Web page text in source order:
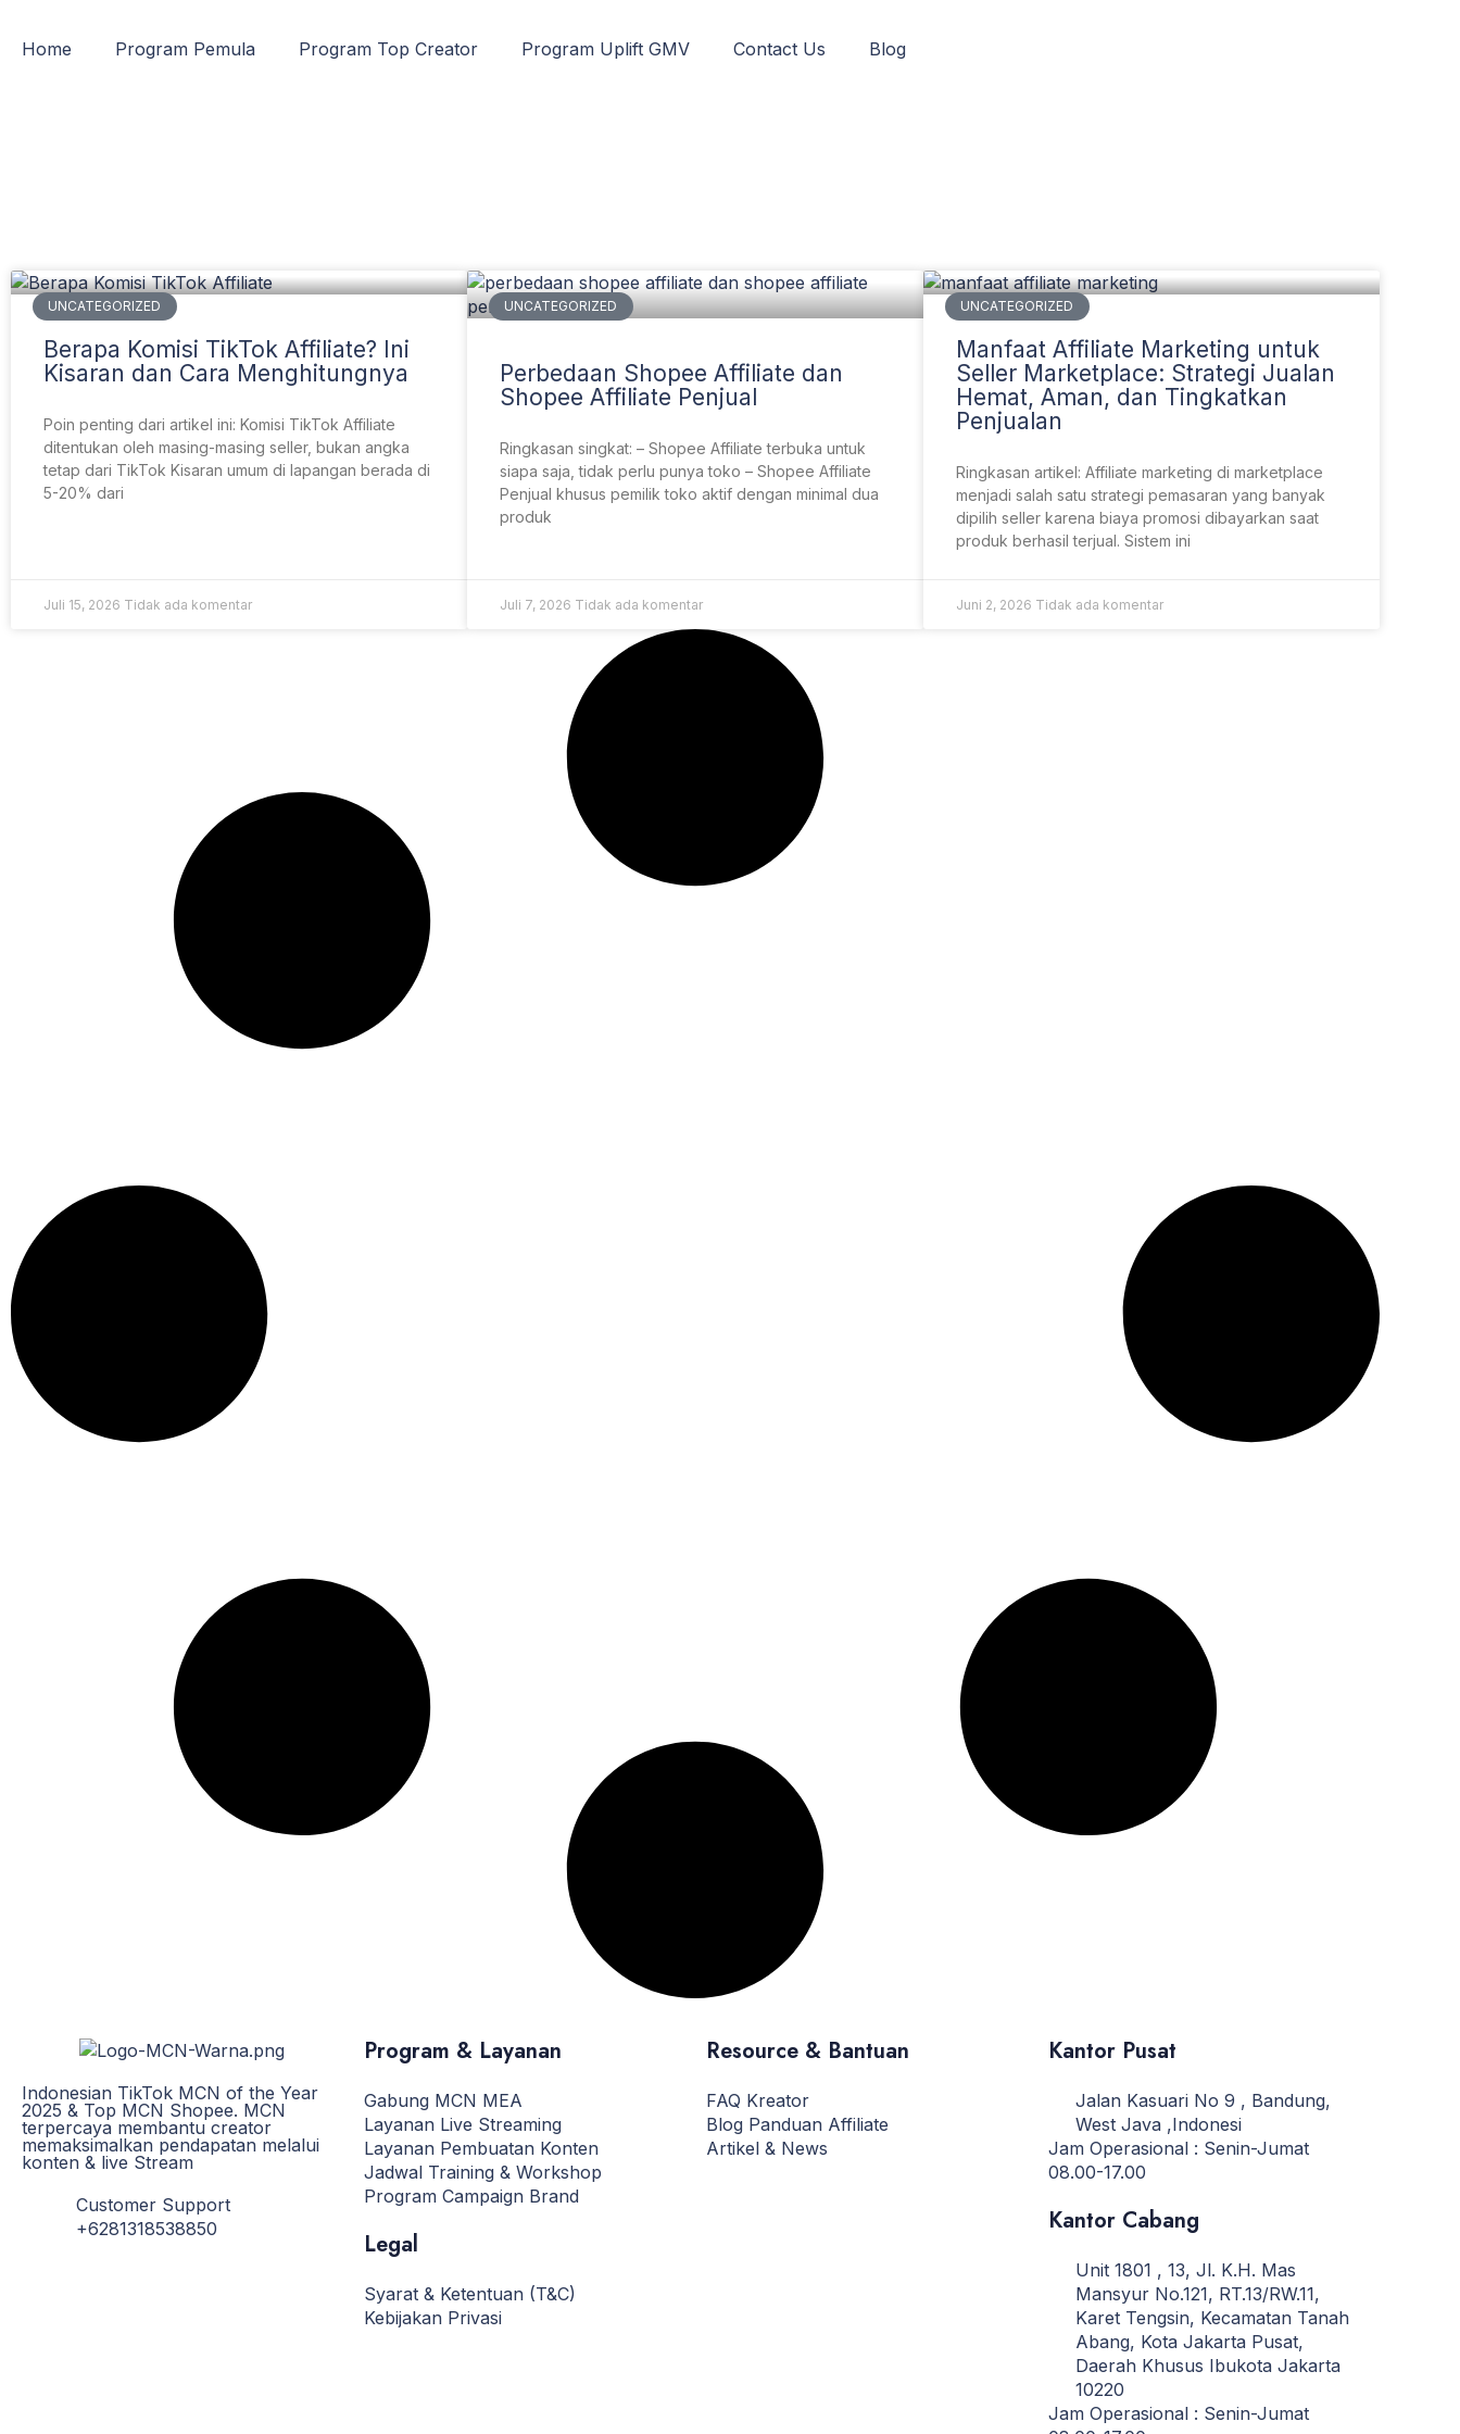
Home Program Pemula Program Top Creator Program Uplift GMV Contact Us Blog
UNCATEGORIZED
Berapa Komisi TikTok Affiliate? Ini
Kisaran dan Cara Menghitungnya
Poin penting dari artikel ini: Komisi TikTok Affiliate
ditentukan oleh masing-masing seller, bukan angka
tetap dari TikTok Kisaran umum di lapangan berada di
5-20% dari
Juli 15, 2026 Tidak ada komentar
UNCATEGORIZED
Perbedaan Shopee Affiliate dan
Shopee Affiliate Penjual
Ringkasan singkat: – Shopee Affiliate terbuka untuk
siapa saja, tidak perlu punya toko – Shopee Affiliate
Penjual khusus pemilik toko aktif dengan minimal dua
produk
Juli 7, 2026 Tidak ada komentar
UNCATEGORIZED
Manfaat Affiliate Marketing untuk
Seller Marketplace: Strategi Jualan
Hemat, Aman, dan Tingkatkan
Penjualan
Ringkasan artikel: Affiliate marketing di marketplace
menjadi salah satu strategi pemasaran yang banyak
dipilih seller karena biaya promosi dibayarkan saat
produk berhasil terjual. Sistem ini
Juni 2, 2026 Tidak ada komentar
Indonesian TikTok MCN of the Year
2025 & Top MCN Shopee. MCN
terpercaya membantu creator
memaksimalkan pendapatan melalui
konten & live Stream
Customer Support
+6281318538850
Program & Layanan
Gabung MCN MEA
Layanan Live Streaming
Layanan Pembuatan Konten
Jadwal Training & Workshop
Program Campaign Brand
Legal
Syarat & Ketentuan (T&C)
Kebijakan Privasi
Resource & Bantuan
FAQ Kreator
Blog Panduan Affiliate
Artikel & News
Kantor Pusat
Jalan Kasuari No 9 , Bandung,
West Java ,Indonesi
Jam Operasional : Senin-Jumat
08.00-17.00
Kantor Cabang
Unit 1801 , 13, Jl. K.H. Mas
Mansyur No.121, RT.13/RW.11,
Karet Tengsin, Kecamatan Tanah
Abang, Kota Jakarta Pusat,
Daerah Khusus Ibukota Jakarta
10220
Jam Operasional : Senin-Jumat